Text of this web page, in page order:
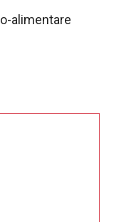
alimentare